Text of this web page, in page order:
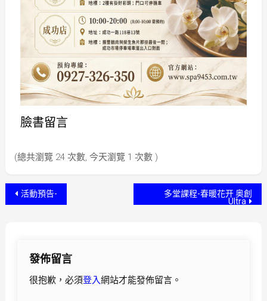
臉書留言
(總共瀏覽 24 次數, 今天瀏覽 1 次數 )
活動預告-
多堂課程-春暖花开 奥創
Ultra
發佈留言
很抱歉，必須登入網站才能發佈留言。